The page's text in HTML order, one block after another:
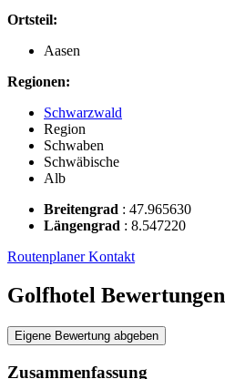
Ortsteil:
Aasen
Regionen:
Schwarzwald
Region
Schwaben
Schwäbische
Alb
Breitengrad : 47.965630
Längengrad : 8.547220
RoutenplanerKontakt
Golfhotel Bewertungen
Eigene Bewertung abgeben
Zusammenfassung